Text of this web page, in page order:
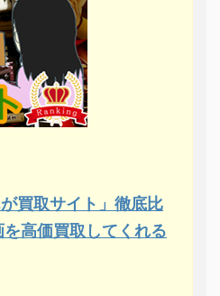
買取サイト」徹底比
高価買取してくれる